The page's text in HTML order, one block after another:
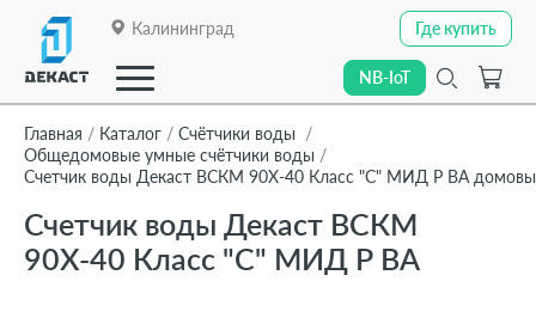
Калининград
Где купить
Где купить
NB-IoT
NB-IoT
О компании
О компании
Главная Каталог
Счётчики воды
Общедомовые умные счётчики воды
Счетчик воды Декаст ВСКМ 90Х-40 Класс "С" МИД Р ВА
Счетчик воды Декаст ВСКМ
90Х-40 Класс "С" МИД Р ВА